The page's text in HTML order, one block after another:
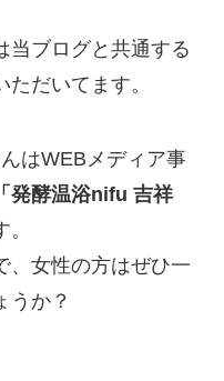
当ブログと共通する
だいてます。
はWEBメディア事
発酵温浴nifu 吉祥
、女性の方はぜひ一
うか？